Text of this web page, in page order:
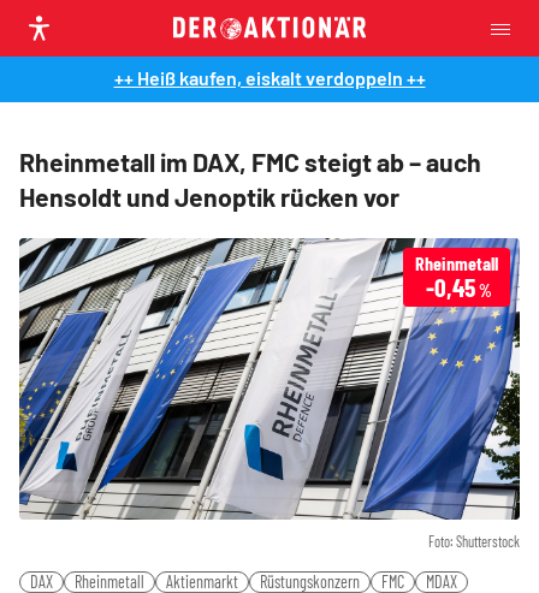
++ Heiß kaufen, eiskalt verdoppeln ++
Rheinmetall im DAX, FMC steigt ab – auch
Hensoldt und Jenoptik rücken vor
Foto: Shutterstock
Rheinmetall
-0,45%
DAX Rheinmetall Aktienmarkt Rüstungskonzern FMC MDAX